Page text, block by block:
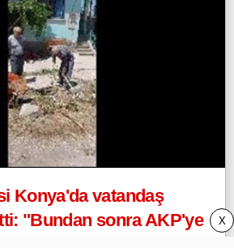
Konya'da vatandaş
"Bundan sonra AKP'ye
X